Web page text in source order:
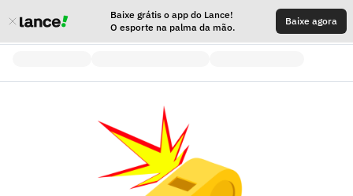
Baixe grátis o app do Lance!
O esporte na palma da mão.
Baixe agora